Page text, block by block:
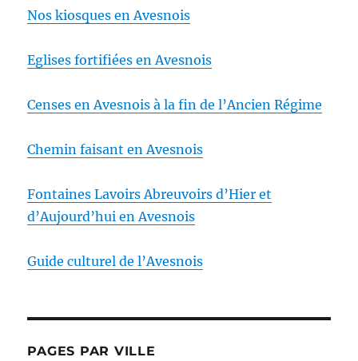
Nos kiosques en Avesnois
Eglises fortifiées en Avesnois
Censes en Avesnois à la fin de l’Ancien Régime
Chemin faisant en Avesnois
Fontaines Lavoirs Abreuvoirs d’Hier et
d’Aujourd’hui en Avesnois
Guide culturel de l’Avesnois
PAGES PAR VILLE